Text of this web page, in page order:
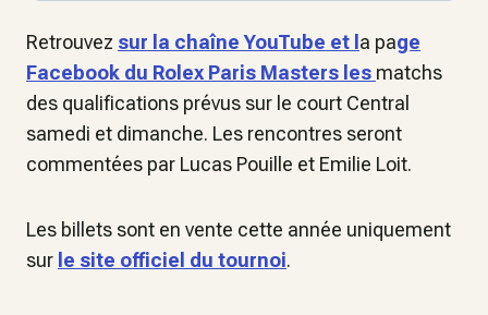
Retrouvez sur la chaîne YouTube et l a page
Facebook du Rolex Paris Masters les matchs
des qualifications prévus sur le court Central
samedi et dimanche. Les rencontres seront
commentées par Lucas Pouille et Emilie Loit.
Les billets sont en vente cette année uniquement
sur le site officiel du tournoi.